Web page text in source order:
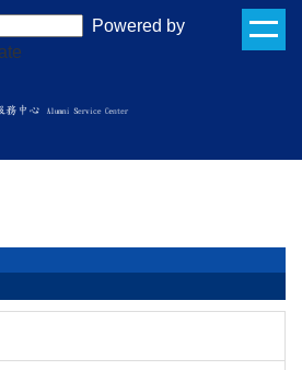
Powered by